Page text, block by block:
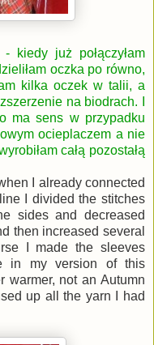
- kiedy już połączyłam
oczka po równo,
kilka oczek w talii, a
na biodrach. I
ma sens w przypadku
ocieplaczem a nie
całą pozostałą
I already connected
I divided the stitches
sides and decreased
then increased several
I made the sleeves
in my version of this
warmer, not an Autumn
up all the yarn I had